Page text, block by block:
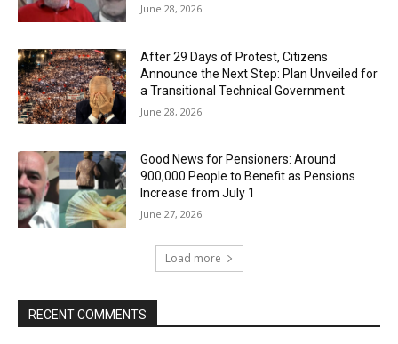
June 28, 2026
After 29 Days of Protest, Citizens
Announce the Next Step: Plan Unveiled for
a Transitional Technical Government
June 28, 2026
Good News for Pensioners: Around
900,000 People to Benefit as Pensions
Increase from July 1
June 27, 2026
Load more
RECENT COMMENTS